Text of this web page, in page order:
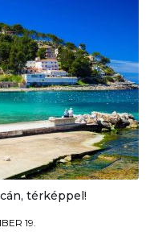
térképpel!
19.